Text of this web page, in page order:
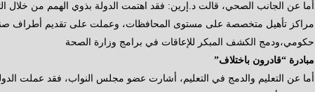
أما عن الجانب الصحي، قالت د.إرين: فقد اهتمت الدولة بذوي الهمم من خلال
مراكز تأهيل متخصصة على مستوى المحافظات، وعملت على تقديم أطراف
حكومي،ودمج الكشف المبكر للإعاقات في برامج وزارة الصحة
مبادرة “قادرون باختلاف”
أما عن التعليم والدمج في التعليم، أشارت عضو مجلس النواب، فقد عملت